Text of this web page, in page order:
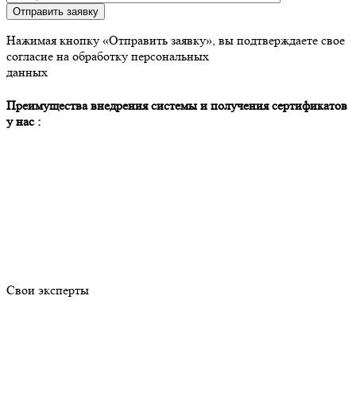
Отправить заявку
Нажимая кнопку «Отправить заявку», вы подтверждаете свое
согласие на обработку персональных
данных
Преимущества внедрения системы и получения сертификатов
у нас :
Свои эксперты